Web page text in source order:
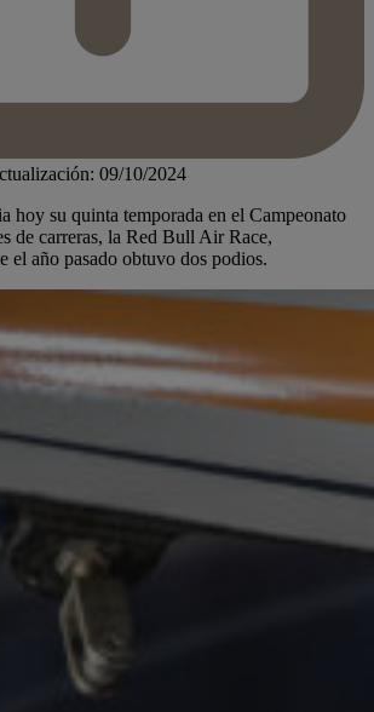
09/10/2024
hoy su quinta temporada en el Campeonato
de carreras, la Red Bull Air Race,
el año pasado obtuvo dos podios.